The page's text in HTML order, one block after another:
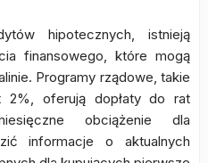
hipotecznych, istnieją
finansowego, które mogą
Programy rządowe, takie
2%, oferują dopłaty do rat
obciążenie dla
informacje o aktualnych